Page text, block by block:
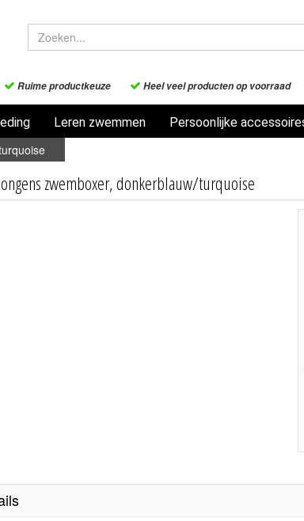
Ruime productkeuze Heel veel producten op voorraad
Leren zwemmen Persoonlijke
zwemboxer, donkerblauw/turquoise